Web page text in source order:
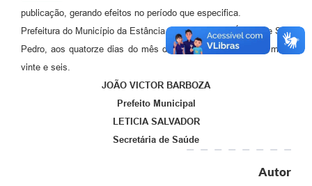
publicação, gerando efeitos no período que especifica.
Prefeitura do Município da Estância Hidromineral de Águas de São
Pedro, aos quatorze dias do mês de janeiro do ano de dois mil e
vinte e seis.
JOÃO VICTOR BARBOZA
Prefeito Municipal
LETICIA SALVADOR
Secretária de Saúde
Autor